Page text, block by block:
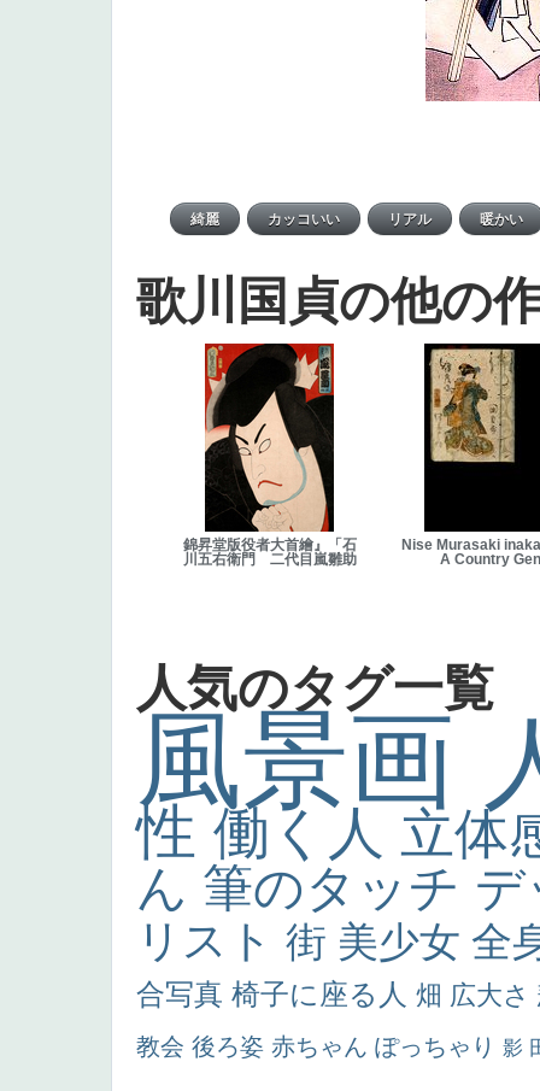
歌川国貞の他の
錦昇堂版役者大首繪』「石
川五右衛門 二代目嵐雛助
Nise Murasaki
A Country
人気のタグ一覧
風景画
性 働く人 立体
ん 筆のタッチ
リスト 街 美少女 全
合写真 椅子に座る人 畑 広大さ
教会 後ろ姿 赤ちゃん ぽっちゃり 影